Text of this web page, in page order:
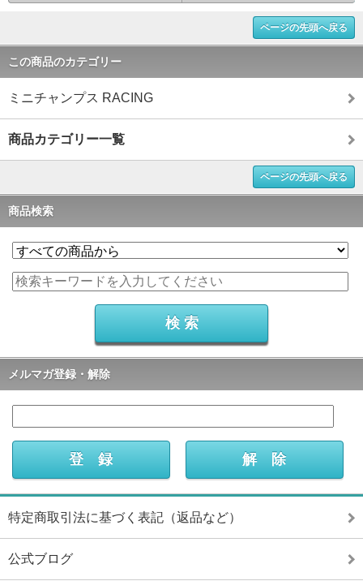
ページの先頭へ戻る
この商品のカテゴリー
ミニチャンプス RACING
商品カテゴリー一覧
ページの先頭へ戻る
商品検索
メルマガ登録・解除
特定商取引法に基づく表記（返品など）
公式ブログ